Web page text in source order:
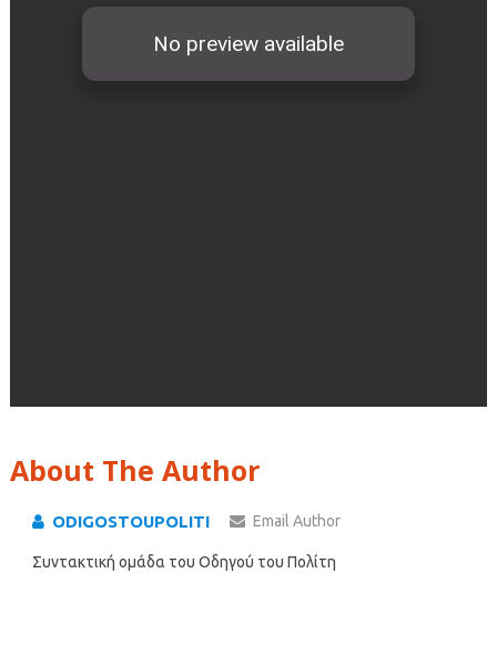
About The Author
ODIGOSTOUPOLITI Email Author
Συντακτική ομάδα του Οδηγού του Πολίτη